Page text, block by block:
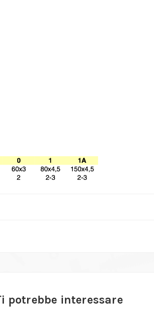
potrebbe interessare